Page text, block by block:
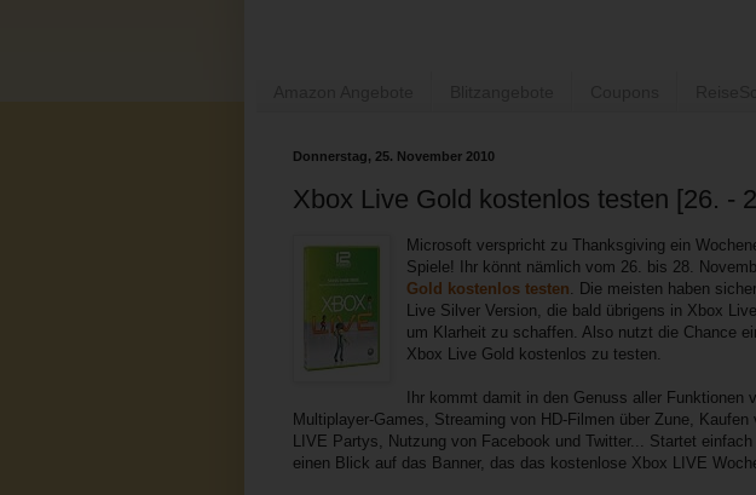
Donnerstag, 25. November 2010
Xbox Live Gold kostenlos testen [26. -
Microsoft verspricht zu Thanksgiving ein
Spiele! Ihr könnt nämlich vom 26. bis 28.
Gold kostenlos testen . Die meisten haben
Live Silver Version, die bald übrigens in Xbox
um Klarheit zu schaffen. Also nutzt die Chance
Xbox Live Gold kostenlos zu testen.
Ihr kommt damit in den Genuss aller Funktionen
Multiplayer-Games, Streaming von HD-Filmen über Zune,
LIVE Partys, Nutzung von Facebook und Twitter... Startet
einen Blick auf das Banner, das das kostenlose Xbox LIVE